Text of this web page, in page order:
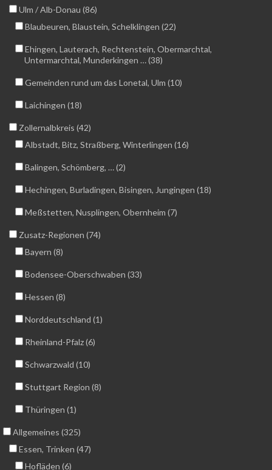
Ulm / Alb-Donau (86)
Blaubeuren, Blaustein, Schelklingen (22)
Ehingen, Lauterach, Rechtenstein, Obermarchtal,
Untermarchtal, Munderkingen … (38)
Gemeinden rund um das Lonetal, Ulm (10)
Laichingen (18)
Zollernalbkreis (42)
Albstadt, Bitz, Straßberg, Winterlingen (16)
Balingen, Schömberg, … (2)
Hechingen, Burladingen, Bisingen, Jungingen (18)
Meßstetten, Nusplingen, Obernheim (7)
Zusatz-Regionen (74)
Bayern (8)
Bodensee-Oberschwaben (33)
Hessen (8)
Norddeutschland (1)
Rheinland-Pfalz (6)
Schwarzwald (10)
Stuttgart Region (8)
Thüringen (1)
Allgemeines (325)
Essen, Trinken (47)
Hofläden (6)